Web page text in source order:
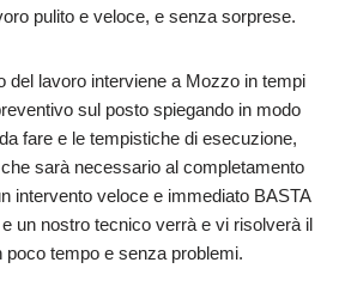
pulito e veloce, e senza sorprese.
del lavoro interviene a Mozzo in tempi
sul posto spiegando in modo
fare e le tempistiche di esecuzione,
sarà necessario al completamento
intervento veloce e immediato BASTA
un nostro tecnico verrà e vi risolverà il
poco tempo e senza problemi.